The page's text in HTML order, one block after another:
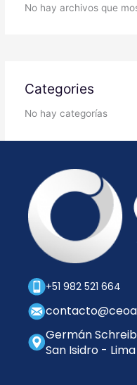
No hay archivos que
Categories
No hay categorías
+51 982 521 664
Germán
San Isidro - Lima